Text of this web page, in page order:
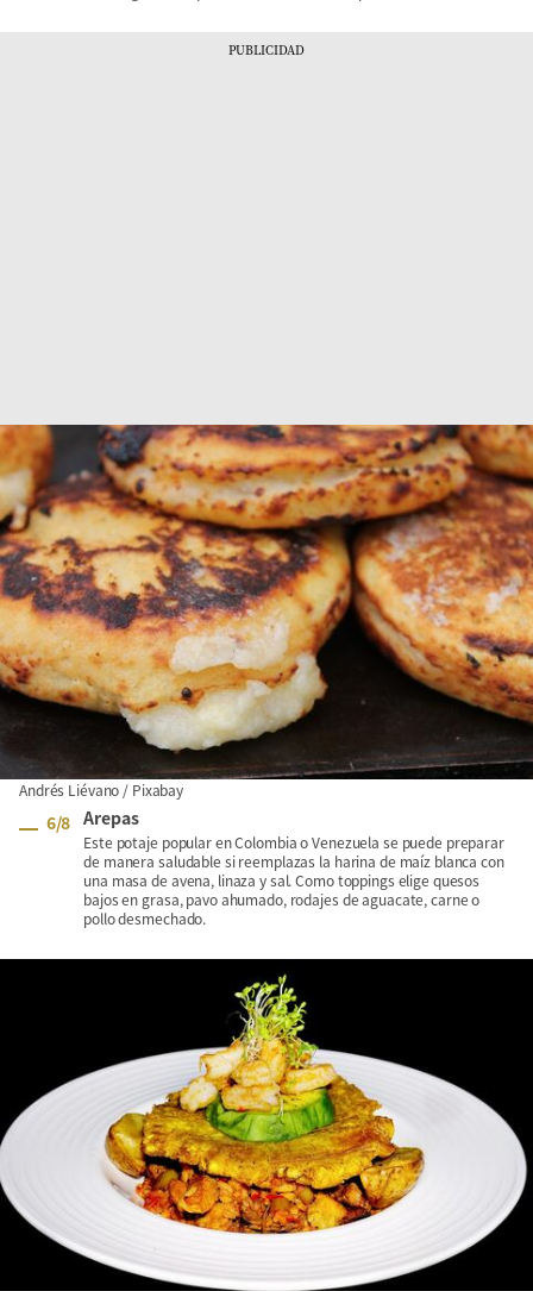
Andrés Liévano / Pixabay
6/8 Arepas
Este potaje popular en Colombia o Venezuela se puede preparar
de manera saludable si reemplazas la harina de maíz blanca con
una masa de avena, linaza y sal. Como toppings elige quesos
bajos en grasa, pavo ahumado, rodajes de aguacate, carne o
pollo desmechado.